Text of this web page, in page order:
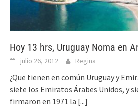
Hoy 13 hrs, Uruguay Noma en
julio 26, 2012 Regina
¿Que tienen en común Uruguay y
siete los Emiratos Árabes Unidos, y
firmaron en 1971 la [...]